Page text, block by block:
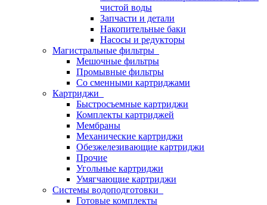
чистой воды
Запчасти и детали
Накопительные баки
Насосы и редукторы
Магистральные фильтры
Мешочные фильтры
Промывные фильтры
Со сменными картриджами
Картриджи
Быстросъемные картриджи
Комплекты картриджей
Мембраны
Механические картриджи
Обезжелезивающие картриджи
Прочие
Угольные картриджи
Умягчающие картриджи
Системы водоподготовки
Готовые комплекты